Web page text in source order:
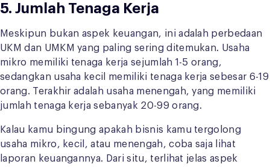
5. Jumlah Tenaga Kerja
Meskipun bukan aspek keuangan, ini adalah perbedaan
UKM dan UMKM yang paling sering ditemukan. Usaha
mikro memiliki tenaga kerja sejumlah 1-5 orang,
sedangkan usaha kecil memiliki tenaga kerja sebesar 6-19
orang. Terakhir adalah usaha menengah, yang memiliki
jumlah tenaga kerja sebanyak 20-99 orang.
Kalau kamu bingung apakah bisnis kamu tergolong
usaha mikro, kecil, atau menengah, coba saja lihat
laporan keuangannya. Dari situ, terlihat jelas aspek